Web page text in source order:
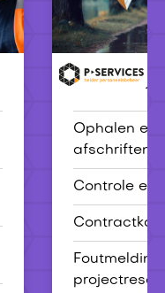
P-services
Ophalen en
afschriften
Controle
Foutmelding